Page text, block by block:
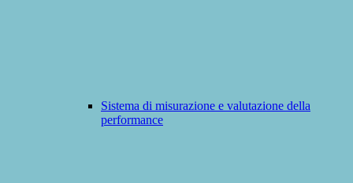
Sistema di misurazione e valutazione della
performance